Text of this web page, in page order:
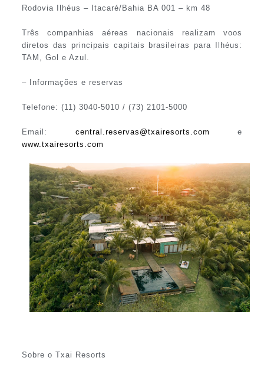
Rodovia Ilhéus – Itacaré/Bahia BA 001 – km 48
Três companhias aéreas nacionais realizam voos
diretos das principais capitais brasileiras para Ilhéus:
TAM, Gol e Azul.
– Informações e reservas
Telefone: (11) 3040-5010 / (73) 2101-5000
Email: central.reservas@txairesorts.com e
www.txairesorts.com
Sobre o Txai Resorts